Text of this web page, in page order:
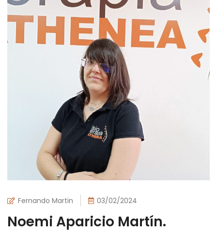
Fernando Martin 03/02/2024
Noemi Aparicio Martín.